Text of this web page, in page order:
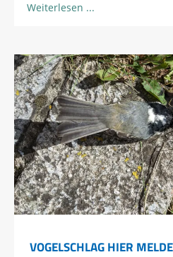
Weiterlesen
VOGELSCHLAG HIER